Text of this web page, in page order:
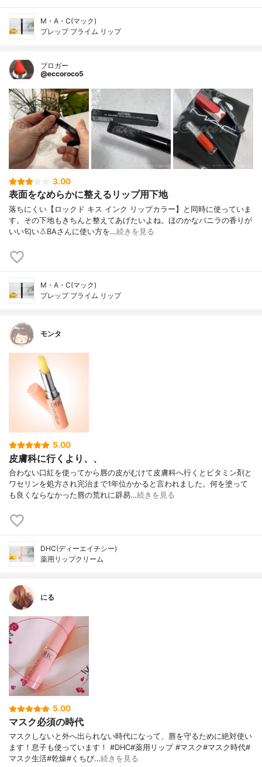
M・A・C(マック)
プレップ プライム リップ
ブロガー
@eccoroco5
3.00
表面をなめらかに整えるリップ用下地
落ちにくい【ロックド キス インク リップカラー】と同時に使っていま
す。その下地もきちんと整えてあげたいよね。ほのかなバニラの香りが
いい匂い👃BAさんに使い方を…続きを見る
M・A・C(マック)
プレップ プライム リップ
モンタ
5.00
皮膚科に行くより、、
合わない口紅を使ってから唇の皮がむけて皮膚科へ行くとビタミン剤と
ワセリンを処方され完治まで1年位かかると言われました。何を塗って
も良くならなかった唇の荒れに辟易…続きを見る
DHC(ディーエイチシー)
薬用リップクリーム
にる
5.00
マスク必須の時代
マスクしないと外へ出られない時代になって、唇を守るために絶対使い
ます！息子も使っています！ #DHC#薬用リップ #マスク#マスク時代#
マスク生活#乾燥#くちび…続きを見る